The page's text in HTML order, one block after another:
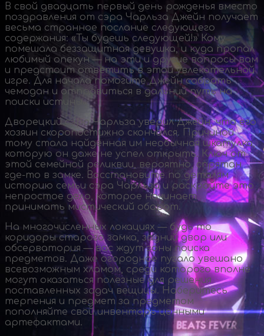
В свой двадцать первый день рожденья вместо
поздравления от сэра Чарльза Джейн получает
весьма странное послание следующего
содержания: «Ты будешь следующей!» Кому
помешала беззащитная девушка, и куда пропал
любимый опекун — на эти и другие вопросы вам
и предстоит ответить в этой увлекательной
игре. Для начала помогите Джейн собрать
чемодан и отправиться в дальний путь на
поиски истины.
Дворецкий сэра Чарльза уверил Джейн, что его
хозяин скоропостижно скончался. Причиной
тому стала найденная им необычная шкатулка,
которую он даже не успел открыть. Ключ от
этой семейной реликвии, вероятно, спрятан
где-то в замке. Восстановите по деталям
историю семьи сэра Чарльза и раскройте это
непростое дело, которое начинает
принимать мистический оборот.
На многочисленных локациях — будь то
коридоры старого замка, задний двор или
обсерватория — вас ждут зоны поиска
предметов. Даже огородное пугало увешано
всевозможным хламом, среди которого вполне
могут оказаться полезные для решения
поставленных задач вещицы. Наберитесь
терпения и предмет за предметом
пополняйте свой инвентарь ценными
артефактами.